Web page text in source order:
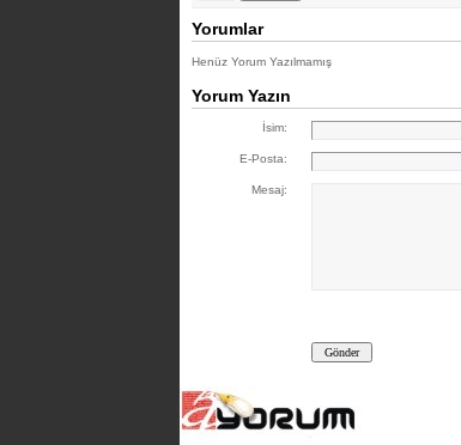
Yorumlar
Henüz Yorum Yazılmamış
Yorum Yazın
İsim:
E-Posta:
Mesaj: